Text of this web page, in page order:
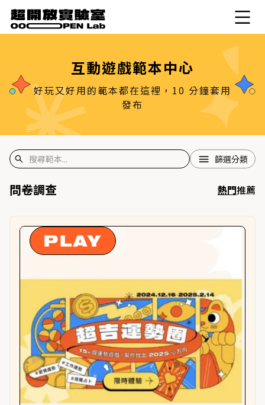
互動遊戲範本中心
好玩又好用的範本都在這裡，10 分鐘套用
發布
篩選分類
問卷調查 熱門推薦